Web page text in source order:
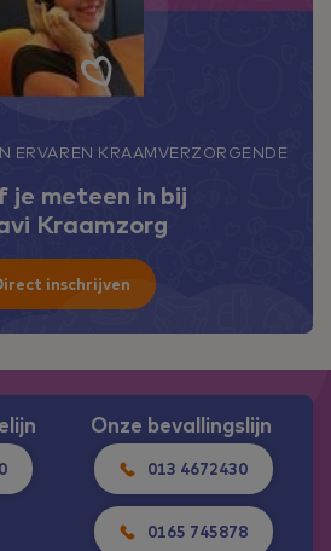
ERVAREN KRAAMVERZORGENDE
je meteen in bij
Kraamzorg
inschrijven
Onze bevallingslijn
013 4672430
0165 745878